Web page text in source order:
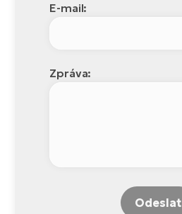
E-mail:
Zpráva:
Odeslat